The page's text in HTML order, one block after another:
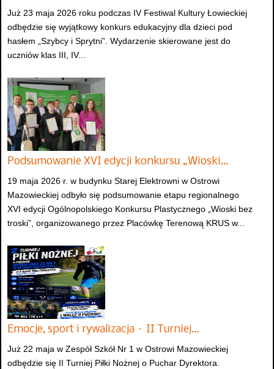
Już 23 maja 2026 roku podczas IV Festiwal Kultury Łowieckiej
odbędzie się wyjątkowy konkurs edukacyjny dla dzieci pod
hasłem „Szybcy i Sprytni”. Wydarzenie skierowane jest do
uczniów klas III, IV...
Podsumowanie XVI edycji konkursu „Wioski…
19 maja 2026 r. w budynku Starej Elektrowni w Ostrowi
Mazowieckiej odbyło się podsumowanie etapu regionalnego
XVI edycji Ogólnopolskiego Konkursu Plastycznego „Wioski bez
troski”, organizowanego przez Placówkę Terenową KRUS w...
Emocje, sport i rywalizacja – II Turniej…
Już 22 maja w Zespół Szkół Nr 1 w Ostrowi Mazowieckiej
odbędzie się II Turniej Piłki Nożnej o Puchar Dyrektora.